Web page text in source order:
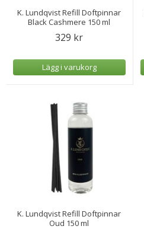
K. Lundqvist Refill Doftpinnar
Black Cashmere 150 ml
329 kr
Lägg i varukorg
K. Lundqvist Refill Doftpinnar
Oud 150 ml